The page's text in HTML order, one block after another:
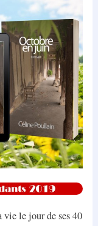
vie le jour de ses 40